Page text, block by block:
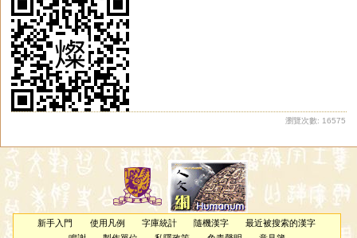
瀏覽次數: 16575
新手入門 使用凡例 字庫統計 隨機漢字
最近被搜索的漢字